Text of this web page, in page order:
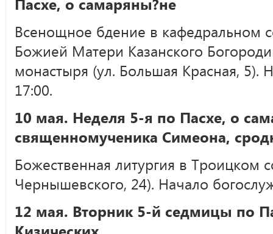
Всенощное бдение в кафедральном
Божией Матери Казанского
монастыря (ул. Большая Красная, 5).
17:00.
10 мая. Неделя 5-я по Пасхе, о
священномученика Симеона,
Божественная литургия в Троицком
Чернышевского, 24). Начало
12 мая. Вторник 5-й седмицы по